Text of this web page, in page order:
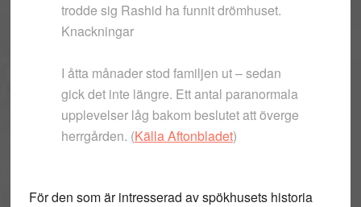
trodde sig Rashid ha funnit drömhuset.
Knackningar
I åtta månader stod familjen ut – sedan
gick det inte längre. Ett antal paranormala
upplevelser låg bakom beslutet att överge
herrgården. (Källa Aftonbladet)
För den som är intresserad av spökhusets historia